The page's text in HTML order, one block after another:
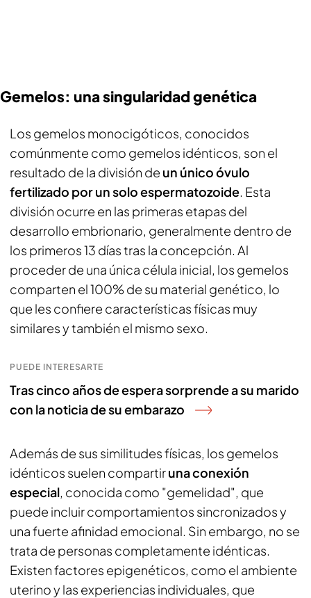
Gemelos: una singularidad genética
Los gemelos monocigóticos, conocidos
comúnmente como gemelos idénticos, son el
resultado de la división de un único óvulo
fertilizado por un solo espermatozoide. Esta
división ocurre en las primeras etapas del
desarrollo embrionario, generalmente dentro de
los primeros 13 días tras la concepción. Al
proceder de una única célula inicial, los gemelos
comparten el 100% de su material genético, lo
que les confiere características físicas muy
similares y también el mismo sexo.
PUEDE INTERESARTE
Tras cinco años de espera sorprende a su marido
con la noticia de su embarazo
Además de sus similitudes físicas, los gemelos
idénticos suelen compartiruna conexión
especial, conocida como "gemelidad", que
puede incluir comportamientos sincronizados y
una fuerte afinidad emocional. Sin embargo, no se
trata de personas completamente idénticas.
Existen factores epigenéticos, como el ambiente
uterino y las experiencias individuales, que